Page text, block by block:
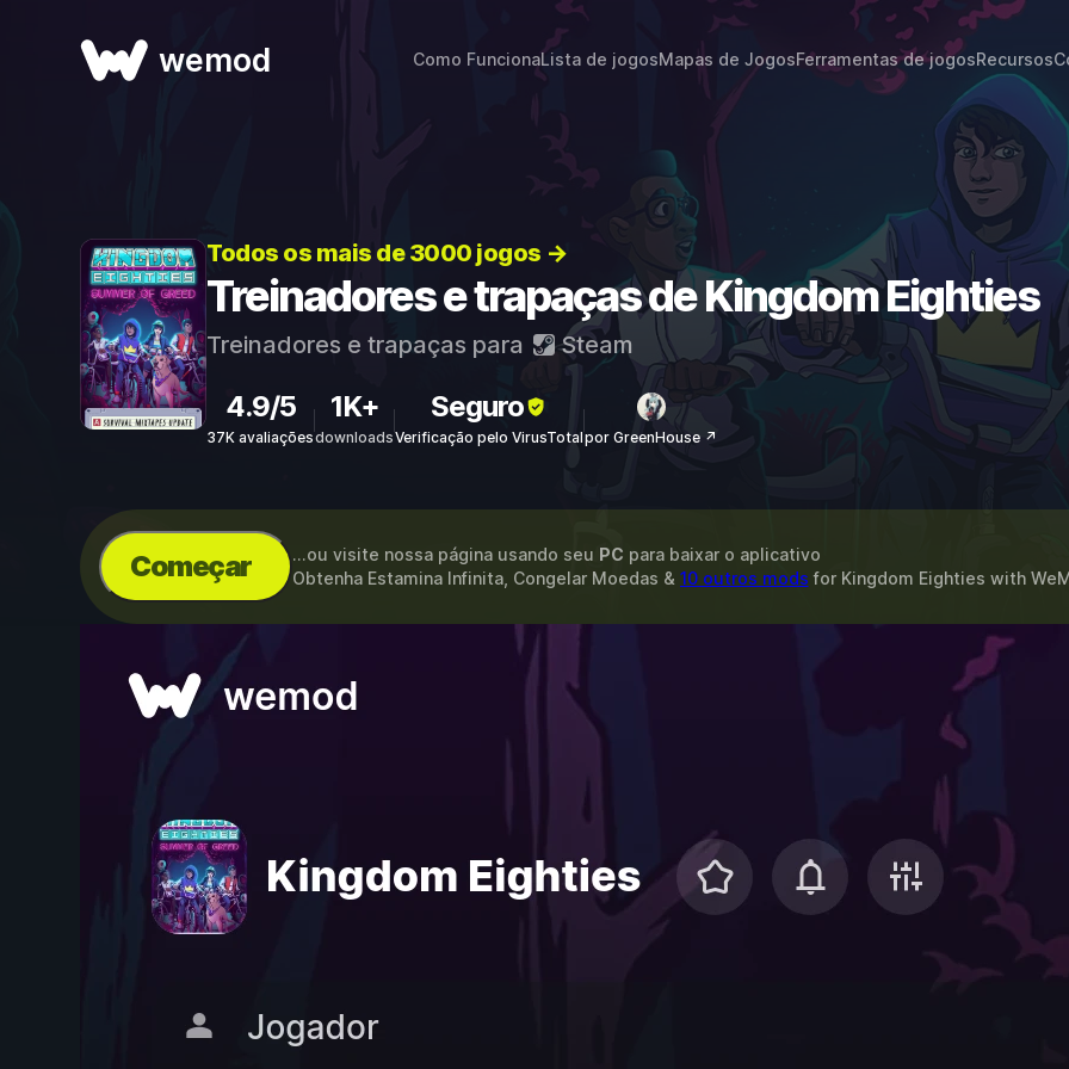
wemod Como FuncionaLista de jogosMapas de JogosFerramentas de jogosRecursos
Todos os mais de 3000 jogos →
Treinadores e trapaças de Kingdom Eighties
Treinadores e trapaças para Steam
4.9/5
37K avaliações
1K+
downloads
Seguro
Verificação pelo VirusTotalpor GreenHouse ↗
Começar ...ou visite nossa página usando seu PC para baixar o aplicativo
Obtenha Estamina Infinita, Congelar Moedas & 10 outros mods for Kingdom Eighties with